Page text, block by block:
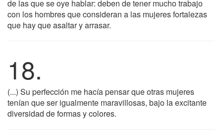
de las que se oye hablar: deben de tener mucho trabajo
con los hombres que consideran a las mujeres fortalezas
que hay que asaltar y arrasar.
18.
(...) Su perfección me hacía pensar que otras mujeres
tenían que ser igualmente maravillosas, bajo la excitante
diversidad de formas y colores.